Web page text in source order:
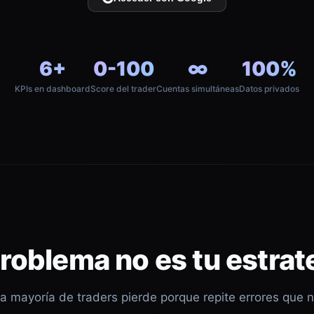
6+
KPIs en dashboard
0-100
Score del trader
∞
Cuentas simultáneas
100%
Datos privados
no es tu
mayoría de traders pierde porque repite errores que